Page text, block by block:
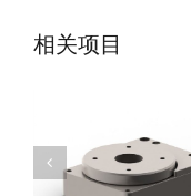
相关项目
SmarAct公司-低
温旋转台